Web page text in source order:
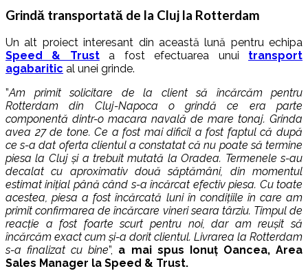
Grindă transportată de la Cluj la Rotterdam
Un alt proiect interesant din această lună pentru echipa
Speed & Trusta fost efectuarea unui transport
agabaritic al unei grinde.
”Am primit solicitare de la client să încărcăm pentru
Rotterdam din Cluj-Napoca o grindă ce era parte
componentă dintr-o macara navală de mare tonaj. Grinda
avea 27 de tone. Ce a fost mai dificil a fost faptul că după
ce s-a dat oferta clientul a constatat că nu poate să termine
piesa la Cluj și a trebuit mutată la Oradea. Termenele s-au
decalat cu aproximativ două săptămâni, din momentul
estimat inițial până când s-a încărcat efectiv piesa. Cu toate
acestea, piesa a fost încărcată luni în condițiile în care am
primit confirmarea de încărcare vineri seara târziu. Timpul de
reacție a fost foarte scurt pentru noi, dar am reușit să
încărcăm exact cum și-a dorit clientul. Livrarea la Rotterdam
s-a finalizat cu bine”, a mai spus Ionuț Oancea, Area
Sales Manager la Speed & Trust.